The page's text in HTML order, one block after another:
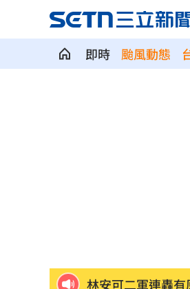
即時 颱風動態
林安可二軍連轟